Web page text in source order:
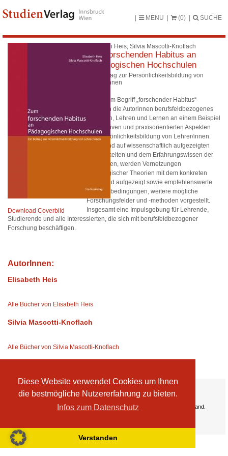
Diese Website verwendet Cookies um Ihnen
die bestmögliche Nutzererfahrung zu bieten.
Infos zum Datenschutz
Verstanden
MENU (0) SUCHE
Download Coverbild
Elisabeth Heis, Silvia Mascotti-Knoflach
Zum forschenden Habitus an
Pädagogischen Hochschulen
Ein Beitrag zur Persönlichkeitsbildung von
Lehrer/innen
Unter dem Begriff „forschender Habitus“
erläutern die Autorinnen berufsfeldbezogenes
Forschen, Lehren und Lernen an einem Beispiel
zu reflexiven und praxisorientierten Aspekten
der Persönlichkeitsbildung von Lehrer/innen.
Basierend auf wissenschaftlich aufgezeigten
Möglichkeiten und dem Erfahrungswissen der
Autorinnen, werden Vernetzungen
pädagogischer Theorien mit dem konkreten
Berufsfeld aufgezeigt sowie empfehlenswerte
Rahmenbedingungen, weitere mögliche
Forschungsfelder und -methoden vorgestellt.
Insgesamt eine Impulsgebung für Lehrende,
Studierende und alle Interessierten, die sich mit berufsfeldbezogener
Forschung beschäftigen.
AutorInnen:
Elisabeth Heis
Alle Bücher von Elisabeth Heis
Silvia Mascotti-Knoflach
Alle Bücher von Silvia Mascotti-Knoflach
Versandkosten
Wir liefern kostenlos ab EUR 50,- Bestellwert nach Österreich und Deutschland.